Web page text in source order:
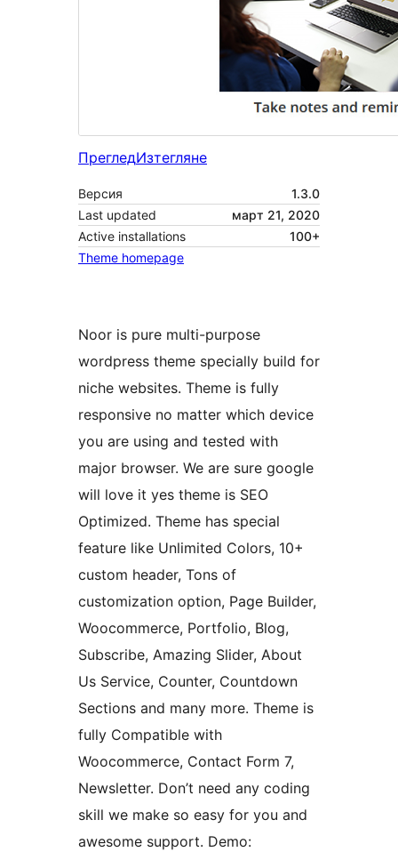
ПрегледИзтегляне
Версия
1.3.0
Last updated
март 21, 2020
Active installations
100+
Theme homepage
Noor is pure multi-purpose
wordpress theme specially build for
niche websites. Theme is fully
responsive no matter which device
you are using and tested with
major browser. We are sure google
will love it yes theme is SEO
Optimized. Theme has special
feature like Unlimited Colors, 10+
custom header, Tons of
customization option, Page Builder,
Woocommerce, Portfolio, Blog,
Subscribe, Amazing Slider, About
Us Service, Counter, Countdown
Sections and many more. Theme is
fully Compatible with
Woocommerce, Contact Form 7,
Newsletter. Don’t need any coding
skill we make so easy for you and
awesome support. Demo: